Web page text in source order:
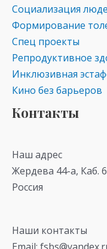
Социализация
Формирование
Спец проекты
Репродуктивное
Инклюзивная
Кино без барьеров
Контакты
Наш адрес
Жердева 44-а, Каб.
Россия
Наши контакты